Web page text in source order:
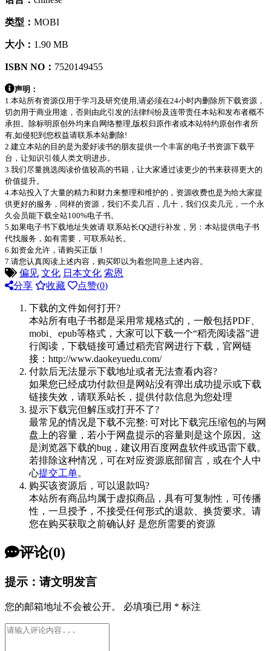
类型： MOBI
大小： 1.90 MB
ISBN NO： 7520149455
声明：
1.本站所有资源仅用于学习及研究使用,请必须在24小时内删除所下载资源，
切勿用于商业用途，否则由此引发的法律纠纷及连带责任本站和发布者概不
承担。除标明原创外均来自网络整理,版权归原作者或本站特约原创作者所
有,如侵犯到您权益请联系本站删除!
2.建立本站的目的是为爱好读书的朋友提供一个丰富的电子书资源下载平
台，让知识引领人类文明进步。
3.我们尽量挑选阅读价值较高的书籍，让大家通过读更少的书来获得更大的
价值提升。
4.本站投入了大量的精力和财力来整理和维护的，资源收费也是为给大家提
供更好的服务，同样的资源，我们不卖几百，几十，我们仅卖几元，一个永
久会员能下载全站100%电子书。
5.如果电子书下载地址失效请 联系站长QQ进行补发，另：本站提供电子书
代找服务，如有需要，可联系站长。
6.如资金允许，请购买正版！
7.请您认真阅读上述内容，购买即以为着您同意上述内容。
偏见 文化 日本文化 索恩
分享
收藏 点赞(0)
下载的文件如何打开?
本站所有电子书都是采用常规格式的，一般包括PDF、
mobi、epub等格式，大家可以下载一个“稻壳阅读器”进
行阅读，下载链接可通过稻壳官网进行下载，官网链
接：http://www.daokeyuedu.com/
付款后无法显示下载地址或者无法查看内容?
如果您已经成功付款但是网站没有弹出成功提示或下载
链接失效，请联系站长，提供付款信息为您处理
提示下载完但解压或打开不了?
最常见的情况是下载不完整: 可对比下载完压缩包的与网
盘上的容量，若小于网盘提示的容量则是这个原因。这
是浏览器下载的bug，建议用百度网盘软件或迅雷下载。
若排除这种情况，可在对应资源底部留言，或在个人中
心提交工单。
购买该资源后，可以退款吗?
本站所有商品均属于虚拟商品，具有可复制性，可传播
性，一旦授予，不接受任何形式的退款、换货要求。请
您在购买获取之前确认好 是您所需要的资源
评论(0)
提示：请文明发言
您的邮箱地址不会被公开。 必填项已用 * 标注